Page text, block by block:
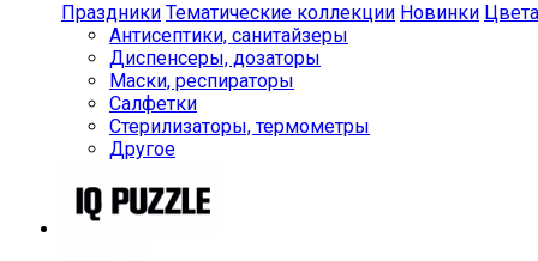
Праздники Тематические коллекции Новинки Цвета
Антисептики, санитайзеры
Диспенсеры, дозаторы
Маски, респираторы
Салфетки
Стерилизаторы, термометры
Другое